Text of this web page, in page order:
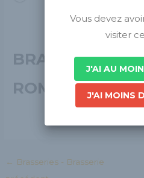
BRASSERIE
ROMANAISE
← Brasseries - Brasserie
Vous devez
visiter
J'AI AU
J'AI MOINS